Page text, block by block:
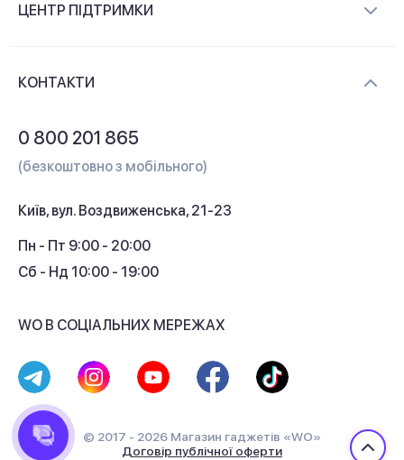
Контакти
ЦЕНТР ПІДТРИМКИ
Кешбек
КОНТАКТИ
0 800 201 865
(безкоштовно з мобільного)
Київ, вул. Воздвиженська, 21-23
Пн - Пт 9:00 - 20:00
Сб - Нд 10:00 - 19:00
WO В СОЦІАЛЬНИХ МЕРЕЖАХ
© 2017 - 2026 Магазин гаджетів «WO»
Договір публічної оферти